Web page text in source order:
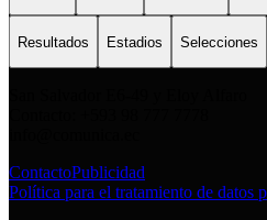
Resultados Estadios Selecciones
ContactoPublicidad
Política para el tratamiento de datos